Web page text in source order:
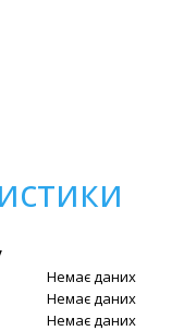
Немає даних
Немає даних
Немає даних